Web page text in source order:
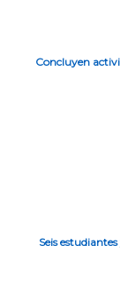
Concluyen
Seis